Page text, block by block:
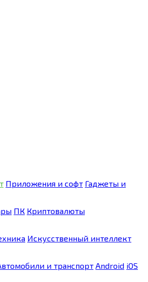
Приложения и софт Гаджеты и
ПК Криптовалюты
Искусственный интеллект
и транспорт Android iOS